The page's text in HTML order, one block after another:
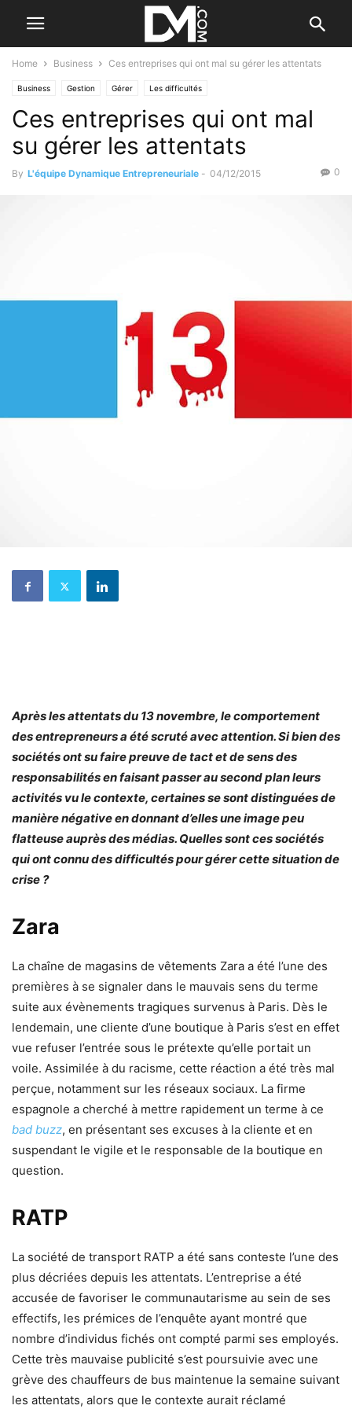
Home Business Ces entreprises qui ont mal su gérer les attentats
Business Gestion Gérer Les difficultés
Ces entreprises qui ont mal
su gérer les attentats
By L'équipe Dynamique Entrepreneuriale - 04/12/2015 0
Après les attentats du 13 novembre, le comportement
des entrepreneurs a été scruté avec attention. Si bien des
sociétés ont su faire preuve de tact et de sens des
responsabilités en faisant passer au second plan leurs
activités vu le contexte, certaines se sont distinguées de
manière négative en donnant d’elles une image peu
flatteuse auprès des médias. Quelles sont ces sociétés
qui ont connu des difficultés pour gérer cette situation de
crise ?
Zara
La chaîne de magasins de vêtements Zara a été l’une des
premières à se signaler dans le mauvais sens du terme
suite aux évènements tragiques survenus à Paris. Dès le
lendemain, une cliente d’une boutique à Paris s’est en effet
vue refuser l’entrée sous le prétexte qu’elle portait un
voile. Assimilée à du racisme, cette réaction a été très mal
perçue, notamment sur les réseaux sociaux. La firme
espagnole a cherché à mettre rapidement un terme à ce
bad buzz, en présentant ses excuses à la cliente et en
suspendant le vigile et le responsable de la boutique en
question.
RATP
La société de transport RATP a été sans conteste l’une des
plus décriées depuis les attentats. L’entreprise a été
accusée de favoriser le communautarisme au sein de ses
effectifs, les prémices de l’enquête ayant montré que
nombre d’individus fichés ont compté parmi ses employés.
Cette très mauvaise publicité s’est poursuivie avec une
grève des chauffeurs de bus maintenue la semaine suivant
les attentats, alors que le contexte aurait réclamé